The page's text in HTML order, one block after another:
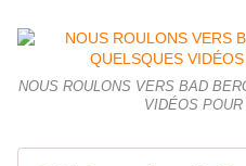
NOUS ROULONS VERS BAD
VIDÉOS